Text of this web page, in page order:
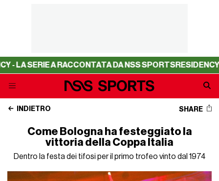
SERIE A RACCONTATA DA NSS SPORTSRESIDENCY -
INDIETRO SHARE
Come Bologna ha festeggiato la
vittoria della Coppa Italia
Dentro la festa dei tifosi per il primo trofeo vinto dal 1974